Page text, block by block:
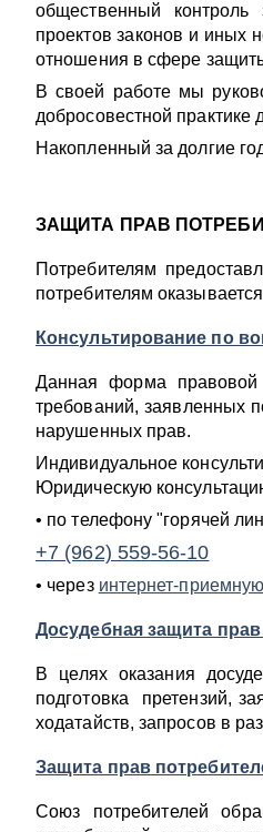
общественный
проектов законов и иных
отношения в сфере
В своей работе мы
добросовестной практике
Накопленный за долгие
ЗАЩИТА ПРАВ
Потребителям
потребителям
Консультирование по
Данная форма правовой
требований, заявленных
нарушенных прав.
Индивидуальное
Юридическую
• по телефону "горячей
+7 (962) 559-56-10
• через интернет-приемную
Досудебная защита
В целях оказания
подготовка претензий,
ходатайств, запросов в
Защита прав
Союз потребителей